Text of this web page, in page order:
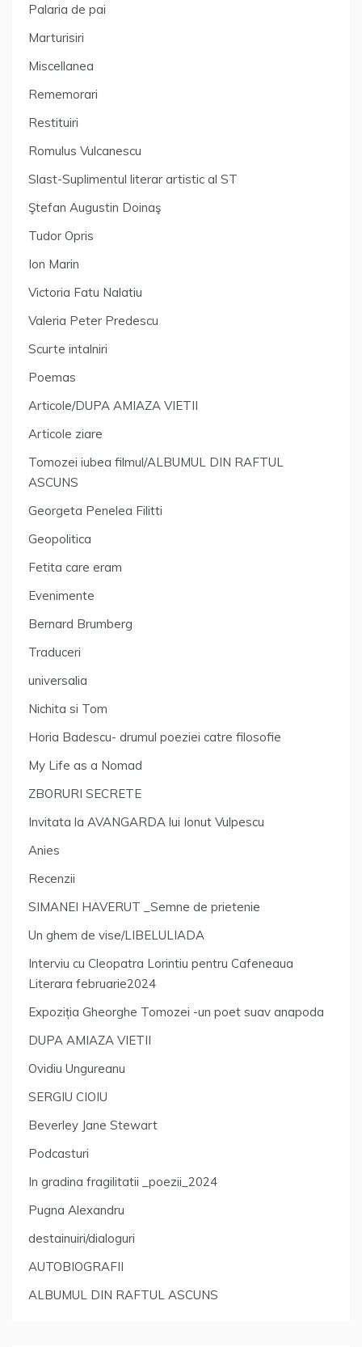
Palaria de pai
Marturisiri
Miscellanea
Rememorari
Restituiri
Romulus Vulcanescu
Slast-Suplimentul literar artistic al ST
Ştefan Augustin Doinaş
Tudor Opris
Ion Marin
Victoria Fatu Nalatiu
Valeria Peter Predescu
Scurte intalniri
Poemas
Articole/DUPA AMIAZA VIETII
Articole ziare
Tomozei iubea filmul/ALBUMUL DIN RAFTUL
ASCUNS
Georgeta Penelea Filitti
Geopolitica
Fetita care eram
Evenimente
Bernard Brumberg
Traduceri
universalia
Nichita si Tom
Horia Badescu- drumul poeziei catre filosofie
My Life as a Nomad
ZBORURI SECRETE
Invitata la AVANGARDA lui Ionut Vulpescu
Anies
Recenzii
SIMANEI HAVERUT _Semne de prietenie
Un ghem de vise/LIBELULIADA
Interviu cu Cleopatra Lorintiu pentru Cafeneaua
Literara februarie2024
Expoziția Gheorghe Tomozei -un poet suav anapoda
DUPA AMIAZA VIETII
Ovidiu Ungureanu
SERGIU CIOIU
Beverley Jane Stewart
Podcasturi
In gradina fragilitatii _poezii_2024
Pugna Alexandru
destainuiri/dialoguri
AUTOBIOGRAFII
ALBUMUL DIN RAFTUL ASCUNS